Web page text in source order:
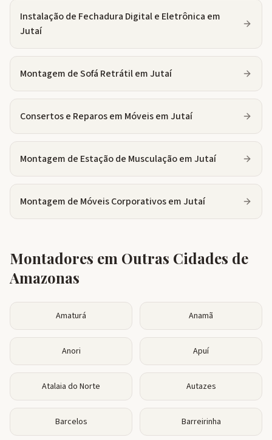
Instalação de Fechadura Digital e Eletrônica em
Jutaí
Montagem de Sofá RetrátilemJutaí
Consertos e Reparos em MóveisemJutaí
Montagem de Estação de MusculaçãoemJutaí
Montagem de Móveis CorporativosemJutaí
Montadores em Outras Cidades de
Amazonas
Amaturá Anamã
Anori Apuí
Atalaia do Norte Autazes
Barcelos Barreirinha